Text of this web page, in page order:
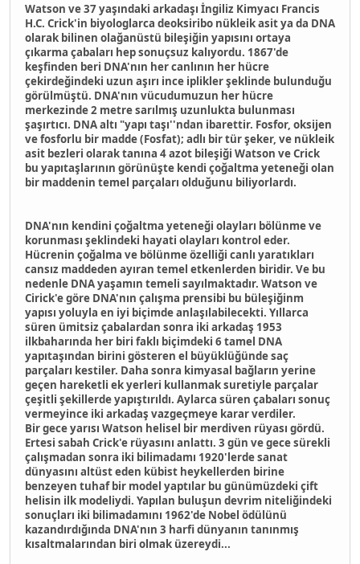
Watson ve 37 yaşındaki arkadaşı İngiliz Kimyacı Francis
H.C. Crick'in biyologlarca deoksiribo nükleik asit ya da DNA
olarak bilinen olağanüstü bileşiğin yapısını ortaya
çıkarma çabaları hep sonuçsuz kalıyordu. 1867'de
keşfinden beri DNA'nın her canlının her hücre
çekirdeğindeki uzun aşırı ince iplikler şeklinde bulunduğu
görülmüştü. DNA'nın vücudumuzun her hücre
merkezinde 2 metre sarılmış uzunlukta bulunması
şaşırtıcı. DNA altı "yapı taşı''ndan ibarettir. Fosfor, oksijen
ve fosforlu bir madde (Fosfat); adlı bir tür şeker, ve nükleik
asit bezleri olarak tanına 4 azot bileşiği Watson ve Crick
bu yapıtaşlarının görünüşte kendi çoğaltma yeteneği olan
bir maddenin temel parçaları olduğunu biliyorlardı.
DNA'nın kendini çoğaltma yeteneği olayları bölünme ve
korunması şeklindeki hayati olayları kontrol eder.
Hücrenin çoğalma ve bölünme özelliği canlı yaratıkları
cansız maddeden ayıran temel etkenlerden biridir. Ve bu
nedenle DNA yaşamın temeli sayılmaktadır. Watson ve
Cirick'e göre DNA'nın çalışma prensibi bu büleşiğinm
yapısı yoluyla en iyi biçimde anlaşılabilecekti. Yıllarca
süren ümitsiz çabalardan sonra iki arkadaş 1953
ilkbaharında her biri faklı biçimdeki 6 tamel DNA
yapıtaşından birini gösteren el büyüklüğünde saç
parçaları kestiler. Daha sonra kimyasal bağların yerine
geçen hareketli ek yerleri kullanmak suretiyle parçalar
çeşitli şekillerde yapıştırıldı. Aylarca süren çabaları sonuç
vermeyince iki arkadaş vazgeçmeye karar verdiler.
Bir gece yarısı Watson helisel bir merdiven rüyası gördü.
Ertesi sabah Crick'e rüyasını anlattı. 3 gün ve gece sürekli
çalışmadan sonra iki bilimadamı 1920'lerde sanat
dünyasını altüst eden kübist heykellerden birine
benzeyen tuhaf bir model yaptılar bu günümüzdeki çift
helisin ilk modeliydi. Yapılan buluşun devrim niteliğindeki
sonuçları iki bilimadamını 1962'de Nobel ödülünü
kazandırdığında DNA'nın 3 harfi dünyanın tanınmış
kısaltmalarından biri olmak üzereydi...